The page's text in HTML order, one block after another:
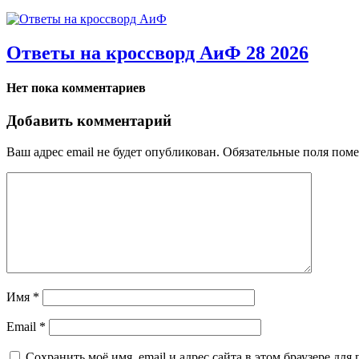
Ответы на кроссворд АиФ 28 2026
Нет пока комментариев
Добавить комментарий
Ваш адрес email не будет опубликован. Обязательные поля
Имя *
Email *